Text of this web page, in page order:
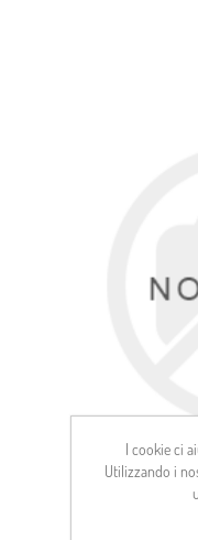
I cookie ci
Utilizzando i